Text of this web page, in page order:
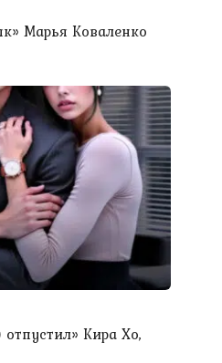
Марья Коваленко
Кира Хо,